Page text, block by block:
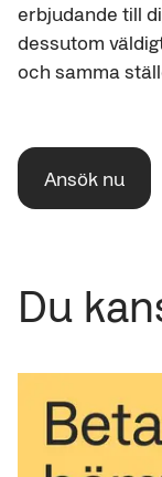
erbjudande till
dessutom
och samma
Ansök nu
Du